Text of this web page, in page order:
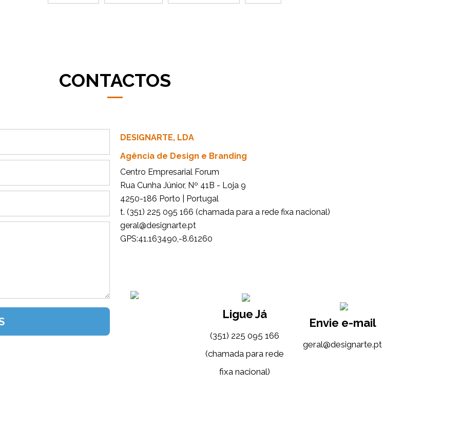
CONTACTOS
DESIGNARTE, LDA
Agência de Design e Branding
Centro Empresarial Forum
Rua Cunha Júnior, Nº 41B - Loja 9
4250-186 Porto | Portugal
t. (351) 225 095 166 (chamada para a rede fixa nacional)
tp.etrangised@lareg
GPS:41.163490,-8.61260
Ligue Já
(351) 225 095 166
(chamada para rede
fixa nacional)
Envie e-mail
tp.etrangised@lareg